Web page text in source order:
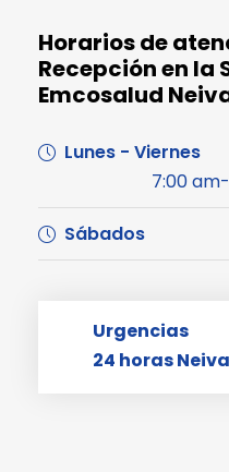
Horarios de
Recepción en la
Emcosalud
Lunes - Viernes
7:00
Sábados
Urgencias
24 horas Neiva